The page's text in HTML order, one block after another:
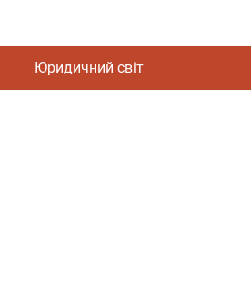
Юридичний світ